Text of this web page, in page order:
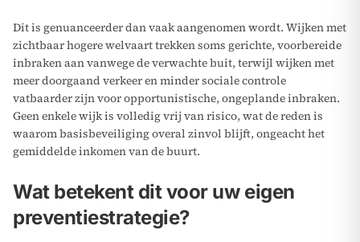
Dit is genuanceerder dan vaak aangenomen wordt. Wijken met
zichtbaar hogere welvaart trekken soms gerichte, voorbereide
inbraken aan vanwege de verwachte buit, terwijl wijken met
meer doorgaand verkeer en minder sociale controle
vatbaarder zijn voor opportunistische, ongeplande inbraken.
Geen enkele wijk is volledig vrij van risico, wat de reden is
waarom basisbeveiliging overal zinvol blijft, ongeacht het
gemiddelde inkomen van de buurt.
Wat betekent dit voor uw eigen
preventiestrategie?